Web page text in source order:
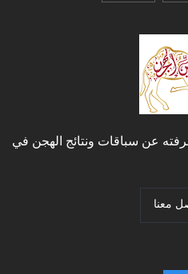
عن سباقات ونتائج الهجن في
معنا